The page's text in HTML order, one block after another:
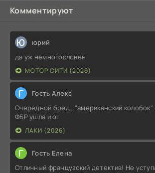
Комментируют
Ю юрий
да уж немногословен
МОТОР СИТИ (2026)
Г Гость Алекс
Очередной бред , "американский колобок"
ФБР ушла и от
ЛАКИ (2026)
Г Гость Елена
Отличный французский детектив! Не